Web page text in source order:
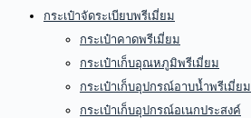
กระเป๋าจัดระเบียบพรีเมี่ยม
กระเป๋าคาดพรีเมี่ยม
กระเป๋าเก็บอุณหภูมิพรีเมี่ยม
กระเป๋าเก็บอุปกรณ์อาบน้ำพรีเมี่ยม
กระเป๋าเก็บอุปกรณ์อเนกประสงค์